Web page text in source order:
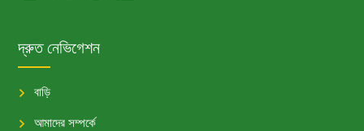
দ্রুত নেভিগেশন
বাড়ি
আমাদের সম্পর্কে